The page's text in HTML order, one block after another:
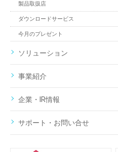
製品取扱店
ダウンロードサービス
今月のプレゼント
ソリューション
事業紹介
企業・IR情報
サポート・お問い合せ